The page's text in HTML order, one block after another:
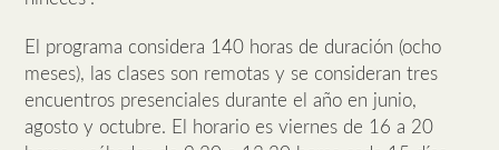
El programa considera 140 horas de duración (ocho
meses), las clases son remotas y se consideran tres
encuentros presenciales durante el año en junio,
agosto y octubre. El horario es viernes de 16 a 20